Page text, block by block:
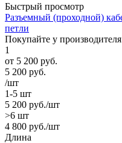
Быстрый просмотр
Разъемный (проходной)
петли
Покупайте у
1
от 5 200 руб.
5 200 руб.
/шт
1-5 шт
5 200 руб./шт
>6 шт
4 800 руб./шт
Длина